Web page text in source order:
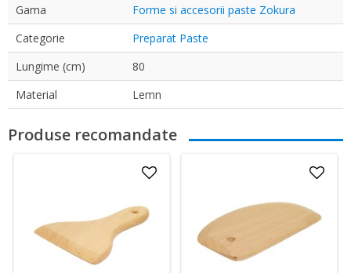
Gama
Forme si accesorii paste Zokura
Categorie
Preparat Paste
Lungime (cm)
80
Material
Lemn
Produse recomandate